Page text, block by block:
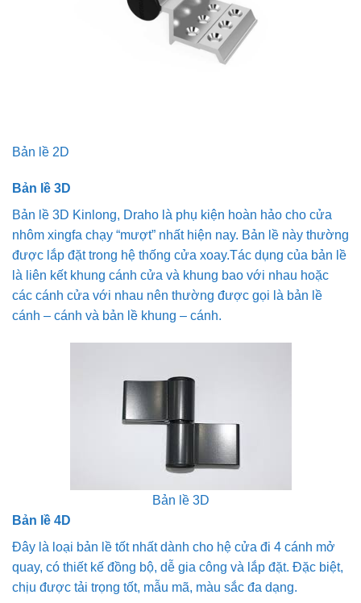
Bản lề 2D
Bản lề 3D
Bản lề 3D Kinlong, Draho là phụ kiện hoàn hảo cho cửa
nhôm xingfa chạy “mượt” nhất hiện nay. Bản lề này thường
được lắp đặt trong hệ thống cửa xoay.Tác dụng của bản lề
là liên kết khung cánh cửa và khung bao với nhau hoặc
các cánh cửa với nhau nên thường được gọi là bản lề
cánh – cánh và bản lề khung – cánh.
Bản lề 3D
Bản lề 4D
Đây là loại bản lề tốt nhất dành cho hệ cửa đi 4 cánh mở
quay, có thiết kế đồng bộ, dễ gia công và lắp đặt. Đặc biệt,
chịu được tải trọng tốt, mẫu mã, màu sắc đa dạng.